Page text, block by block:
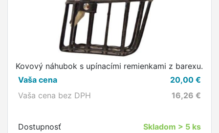
Kovový náhubok s upínacími remienkami z barexu.
Vaša cena
20,00 €
Vaša cena bez DPH
16,26 €
Dostupnosť Skladom > 5 ks